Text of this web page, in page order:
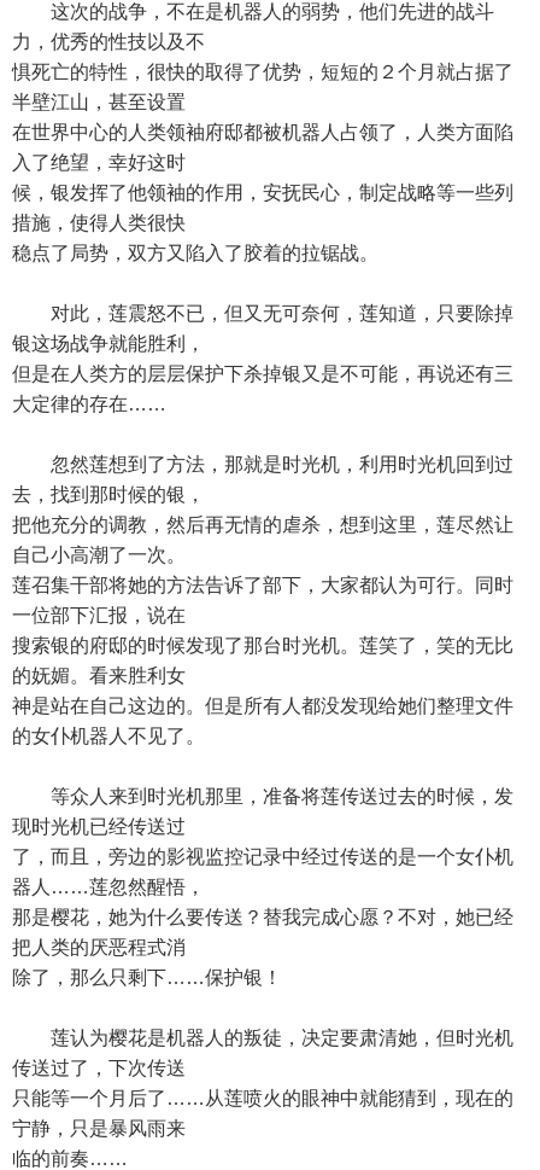
这次的战争，不在是机器人的弱势，他们先进的战斗
力，优秀的性技以及不
惧死亡的特性，很快的取得了优势，短短的２个月就占据了
半壁江山，甚至设置
在世界中心的人类领袖府邸都被机器人占领了，人类方面陷
入了绝望，幸好这时
候，银发挥了他领袖的作用，安抚民心，制定战略等一些列
措施，使得人类很快
稳点了局势，双方又陷入了胶着的拉锯战。
对此，莲震怒不已，但又无可奈何，莲知道，只要除掉
银这场战争就能胜利，
但是在人类方的层层保护下杀掉银又是不可能，再说还有三
大定律的存在……
忽然莲想到了方法，那就是时光机，利用时光机回到过
去，找到那时候的银，
把他充分的调教，然后再无情的虐杀，想到这里，莲尽然让
自己小高潮了一次。
莲召集干部将她的方法告诉了部下，大家都认为可行。同时
一位部下汇报，说在
搜索银的府邸的时候发现了那台时光机。莲笑了，笑的无比
的妩媚。看来胜利女
神是站在自己这边的。但是所有人都没发现给她们整理文件
的女仆机器人不见了。
等众人来到时光机那里，准备将莲传送过去的时候，发
现时光机已经传送过
了，而且，旁边的影视监控记录中经过传送的是一个女仆机
器人……莲忽然醒悟，
那是樱花，她为什么要传送？替我完成心愿？不对，她已经
把人类的厌恶程式消
除了，那么只剩下……保护银！
莲认为樱花是机器人的叛徒，决定要肃清她，但时光机
传送过了，下次传送
只能等一个月后了……从莲喷火的眼神中就能猜到，现在的
宁静，只是暴风雨来
临的前奏……